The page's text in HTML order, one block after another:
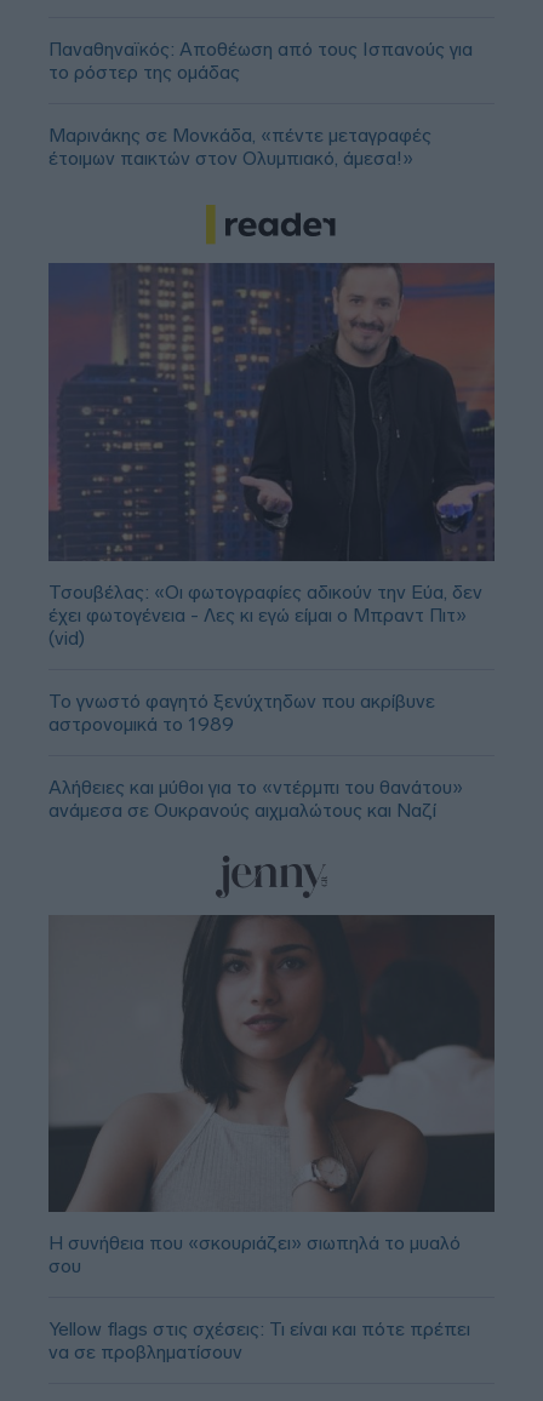
Παναθηναϊκός: Αποθέωση από τους Ισπανούς για
το ρόστερ της ομάδας
Μαρινάκης σε Μονκάδα, «πέντε μεταγραφές
έτοιμων παικτών στον Ολυμπιακό, άμεσα!»
Τσουβέλας: «Οι φωτογραφίες αδικούν την Εύα, δεν
έχει φωτογένεια - Λες κι εγώ είμαι ο Μπραντ Πιτ»
(vid)
Το γνωστό φαγητό ξενύχτηδων που ακρίβυνε
αστρονομικά το 1989
Αλήθειες και μύθοι για το «ντέρμπι του θανάτου»
ανάμεσα σε Ουκρανούς αιχμαλώτους και Ναζί
Η συνήθεια που «σκουριάζει» σιωπηλά το μυαλό
σου
Yellow flags στις σχέσεις: Τι είναι και πότε πρέπει
να σε προβληματίσουν